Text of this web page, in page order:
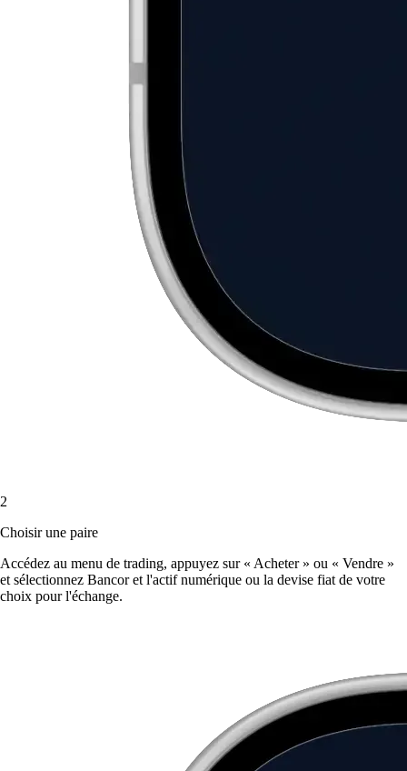
2
Choisir une paire
Accédez au menu de trading, appuyez sur « Acheter » ou « Vendre »
et sélectionnez Bancor et l'actif numérique ou la devise fiat de votre
choix pour l'échange.